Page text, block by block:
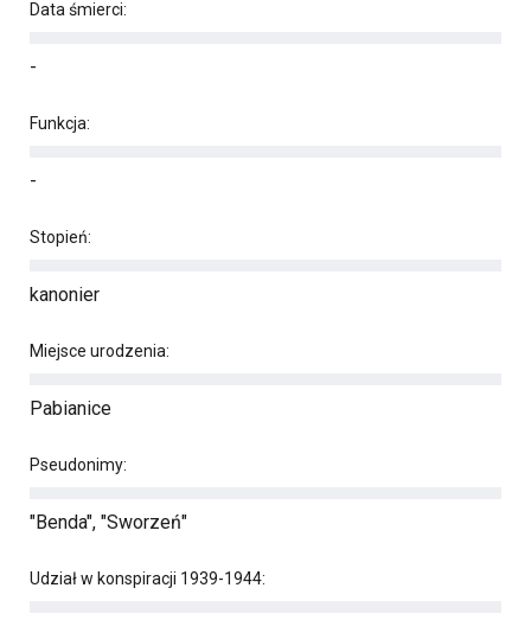
Data śmierci:
-
Funkcja:
-
Stopień:
kanonier
Miejsce urodzenia:
Pabianice
Pseudonimy:
"Benda", "Sworzeń"
Udział w konspiracji 1939-1944: